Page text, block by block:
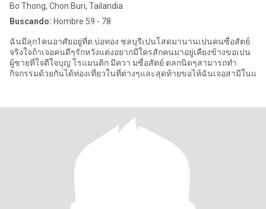
Bo Thong, Chon Buri, Tailandia
Buscando: Hombre 59 - 78
ฉันมีลุก1คนอาศัยอยู่ที่ต.บ่อทอง ชลบุรีเปนโสดมานานเปนคนซื่อสัตย์
จริงใจถ้าเจอคนดีๆรักหวังแต่งอยากมีใครสักคนมาอยู่เคียงข้างขอเปน
ผู้ชายที่ใจดีใจบุญ โรแมนติก มีควา มซื่อสัตย์ ตลกนิดๆสามารถทำ
กิจกรรมด้วยกันได้ท่องเที่ยวในที่ต่างๆและสุดท้ายขอไห้ฉันเจอสามีในแ